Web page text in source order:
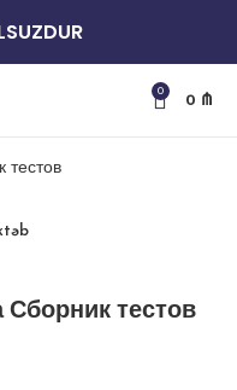
0
0 ₼
тестов